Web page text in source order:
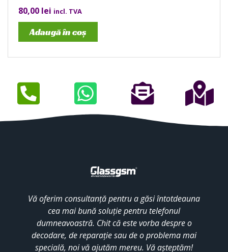
80,00 lei incl. TVA
Adaugă în coș
Vă oferim consultanță pentru a găsi întotdeauna
cea mai bună soluție pentru telefonul
dumneavoastră. Chit că este vorba despre o
decodare, de reparație sau de o problema mai
specială, noi vă ajutăm mereu. Vă așteptăm!